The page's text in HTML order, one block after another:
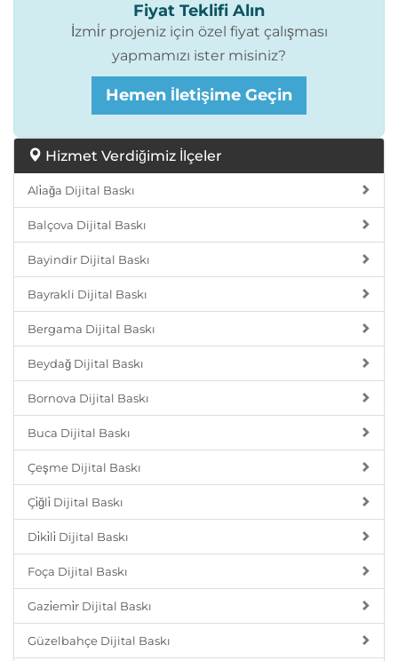
Fiyat Teklifi Alın
İzmi̇r projeniz için özel fiyat çalışması
yapmamızı ister misiniz?
Hemen İletişime Geçin
Hizmet Verdiğimiz İlçeler
Ali̇ağa Dijital Baskı
Balçova Dijital Baskı
Bayindir Dijital Baskı
Bayrakli Dijital Baskı
Bergama Dijital Baskı
Beydağ Dijital Baskı
Bornova Dijital Baskı
Buca Dijital Baskı
Çeşme Dijital Baskı
Çi̇ğli̇ Dijital Baskı
Di̇ki̇li̇ Dijital Baskı
Foça Dijital Baskı
Gazi̇emi̇r Dijital Baskı
Güzelbahçe Dijital Baskı